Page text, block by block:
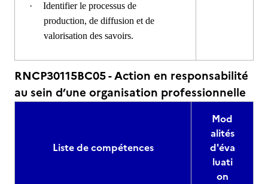
·
Identifier le processus de
production, de diffusion et de
valorisation des savoirs.
RNCP30115BC05 - Action en responsabilité
au sein d’une organisation professionnelle
Liste de compétences
Mod
alités
d'éva
luati
on